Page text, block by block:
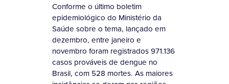
Conforme o último boletim
epidemiológico do Ministério da
Saúde sobre o tema, lançado em
dezembro, entre janeiro e
novembro foram registrados 971.136
casos prováveis de dengue no
Brasil, com 528 mortes. As maiores